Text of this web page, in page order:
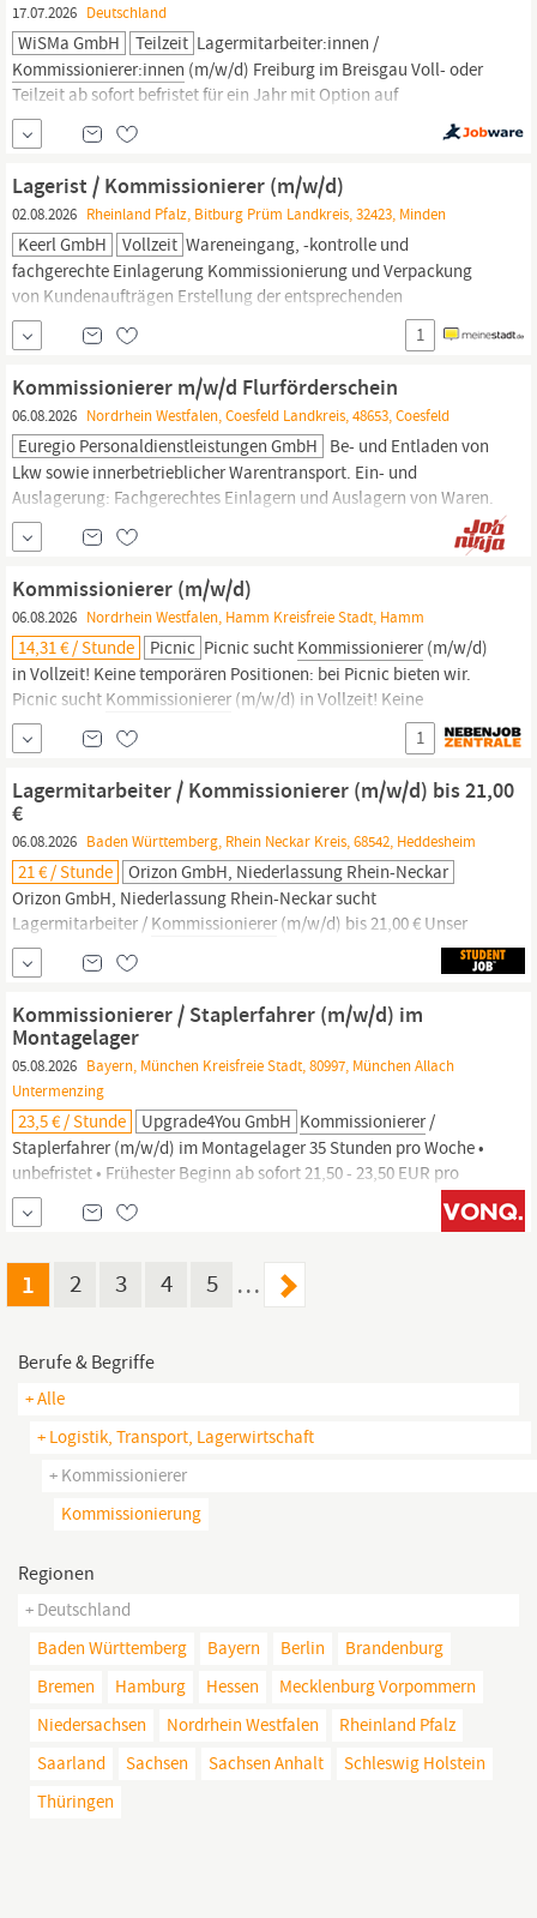
17.07.2026 Deutschland
WiSMa GmbH Teilzeit Lagermitarbeiter:innen /
Kommissionierer:innen (m/w/d) Freiburg im Breisgau Voll- oder
Teilzeit ab sofort befristet für ein Jahr mit Option auf
Verlängerung JETZT BEWERBEN Die WiSMa GmbH ist eine
100%ige Tochtergesellschaft des Universitätsklinikums Freiburg.
Als umfassender Dienstleister im medizinischen Bereich versorgen
wir Einrichtungen wie Kliniken,
Lagerist / Kommissionierer (m/w/d)
02.08.2026 Rheinland Pfalz, Bitburg Prüm Landkreis, 32423, Minden
Keerl GmbH Vollzeit Wareneingang, -kontrolle und
fachgerechte Einlagerung Kommissionierung und Verpackung
von Kundenaufträgen Erstellung der entsprechenden
Dokumenten (analog und digital) Verwaltung und Kontrolle der
Lagerbestände Bestandspflege und Inventurarbeiten Bedienung
von Flurförderfahrzeugen Bei Bedarf: Auslieferungsfahrten und
Springertätigkeiten mit firmeneigenen LKW (Klasse C...
1
Kommissionierer m/w/d Flurförderschein
06.08.2026 Nordrhein Westfalen, Coesfeld Landkreis, 48653, Coesfeld
Euregio Personaldienstleistungen GmbH Be- und Entladen von
Lkw sowie innerbetrieblicher Warentransport. Ein- und
Auslagerung: Fachgerechtes Einlagern und Auslagern von Waren.
Mit der euregio Personaldienstleistungen GmbH durchstarten
Diese Stelle passt zu Dir:
Kommissioniererin,
Lagerhelfer, Lagerhelferin, Lagermitarbeiter,
Lagermitarbeiterin,...
Kommissionierer (m/w/d)
06.08.2026 Nordrhein Westfalen, Hamm Kreisfreie Stadt, Hamm
14,31 € / Stunde Picnic Picnic sucht Kommissionierer(m/w/d)
in Vollzeit! Keine temporären Positionen: bei Picnic bieten wir.
Picnic sucht Kommissionierer (m/w/d) in Vollzeit! Keine
temporären Positionen: bei Picnic bieten wir sichere Vollzeitjobs
ab 28 Stunden pro Woche in einem tollen Umfeld. Standort in
Hamm : Stelle sicher, dass du den Standort in unter...
1
Lagermitarbeiter / Kommissionierer (m/w/d) bis 21,00
€
06.08.2026 Baden Württemberg, Rhein Neckar Kreis, 68542, Heddesheim
21 € / Stunde
Orizon GmbH, Niederlassung Rhein-Neckar
Orizon GmbH, Niederlassung Rhein-Neckar sucht
Lagermitarbeiter / Kommissionierer (m/w/d) bis 21,00 € Unser
Angebot: Wir bieten einen Stundenlohn bis zu 21,00 €/Brutto. Du
arbeitest in einem dynamischen Team im Bereich Logistik. Die
Stelle ist in Vollzeit mit 40 Stunden pro Woche. Früh- und
Spätschicht sind Teil Deiner Arbeitszeiten. Ihre
Kommissionierer / Staplerfahrer (m/w/d) im
Montagelager
05.08.2026 Bayern, München Kreisfreie Stadt, 80997, München Allach
Untermenzing
23,5 € / Stunde Upgrade4You GmbH Kommissionierer/
Staplerfahrer (m/w/d) im Montagelager 35 Stunden pro Woche •
unbefristet • Frühester Beginn ab sofort 21,50 - 23,50 EUR pro
Stunde Für unseren Kunden in München suchen wir zum
nächstmöglichen Zeitpunkt einen zuverlässigen
Kommissionierer
Lager- und...
1 2 3 4 5 …
Berufe & Begriffe
+ Alle
+ Logistik, Transport, Lagerwirtschaft
+ Kommissionierer
Kommissionierung
Regionen
+ Deutschland
Baden Württemberg
Bayern Berlin
Brandenburg
Bremen
Hamburg Hessen
Mecklenburg Vorpommern
Niedersachsen
Nordrhein Westfalen
Rheinland Pfalz
Saarland
Sachsen Sachsen Anhalt
Schleswig Holstein
Thüringen